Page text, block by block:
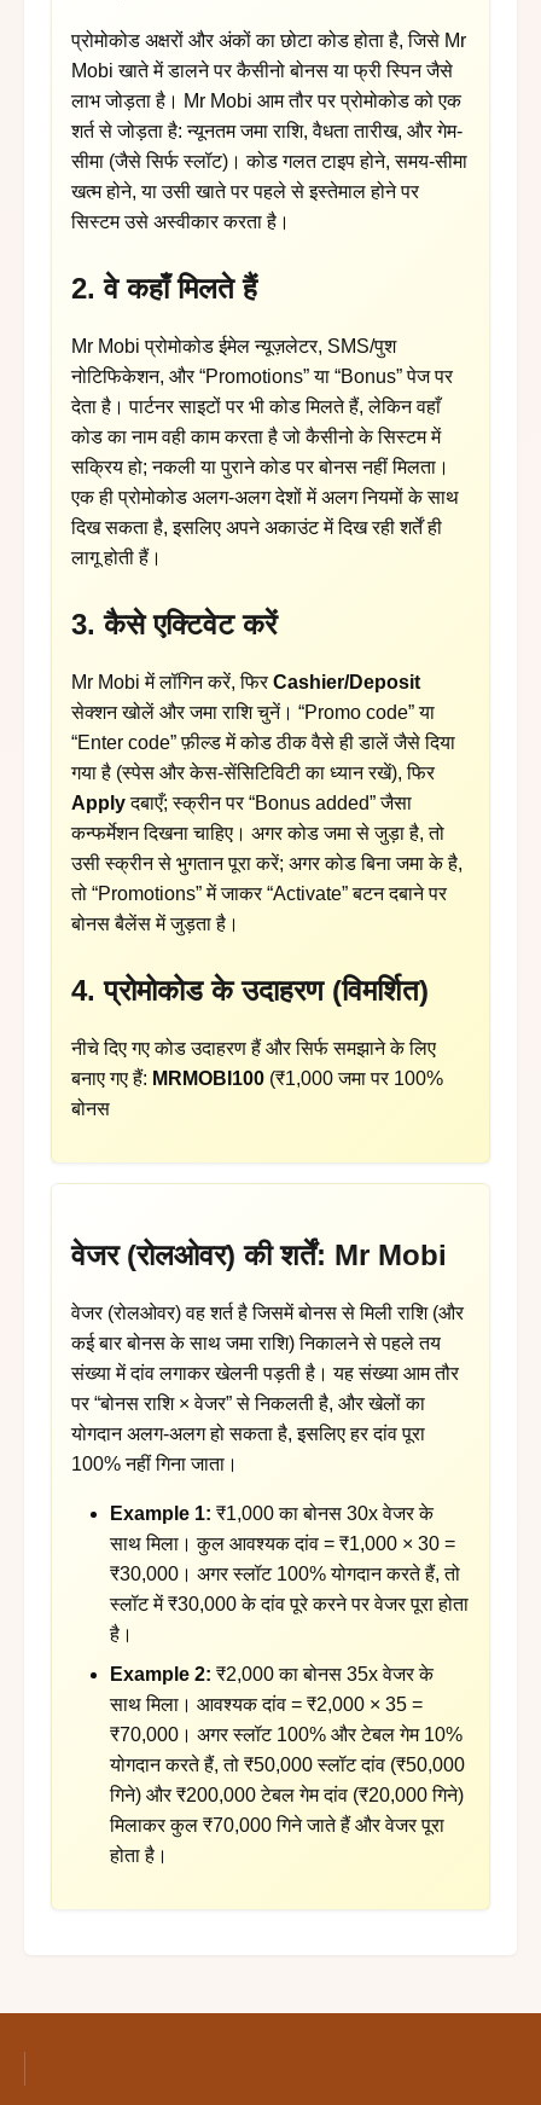
प्रोमोकोड अक्षरों और अंकों का छोटा कोड होता है, जिसे Mr
Mobi खाते में डालने पर कैसीनो बोनस या फ्री स्पिन जैसे
लाभ जोड़ता है। Mr Mobi आम तौर पर प्रोमोकोड को एक
शर्त से जोड़ता है: न्यूनतम जमा राशि, वैधता तारीख, और गेम-
सीमा (जैसे सिर्फ स्लॉट)। कोड गलत टाइप होने, समय-सीमा
खत्म होने, या उसी खाते पर पहले से इस्तेमाल होने पर
सिस्टम उसे अस्वीकार करता है।
2. वे कहाँ मिलते हैं
Mr Mobi प्रोमोकोड ईमेल न्यूज़लेटर, SMS/पुश
नोटिफिकेशन, और “Promotions” या “Bonus” पेज पर
देता है। पार्टनर साइटों पर भी कोड मिलते हैं, लेकिन वहाँ
कोड का नाम वही काम करता है जो कैसीनो के सिस्टम में
सक्रिय हो; नकली या पुराने कोड पर बोनस नहीं मिलता।
एक ही प्रोमोकोड अलग-अलग देशों में अलग नियमों के साथ
दिख सकता है, इसलिए अपने अकाउंट में दिख रही शर्तें ही
लागू होती हैं।
3. कैसे एक्टिवेट करें
Mr Mobi में लॉगिन करें, फिरCashier/Deposit
सेक्शन खोलें और जमा राशि चुनें। “Promo code” या
“Enter code” फ़ील्ड में कोड ठीक वैसे ही डालें जैसे दिया
गया है (स्पेस और केस-सेंसिटिविटी का ध्यान रखें), फिर
Applyदबाएँ; स्क्रीन पर “Bonus added” जैसा
कन्फर्मेशन दिखना चाहिए। अगर कोड जमा से जुड़ा है, तो
उसी स्क्रीन से भुगतान पूरा करें; अगर कोड बिना जमा के है,
तो “Promotions” में जाकर “Activate” बटन दबाने पर
बोनस बैलेंस में जुड़ता है।
4. प्रोमोकोड के उदाहरण (विमर्शित)
नीचे दिए गए कोड उदाहरण हैं और सिर्फ समझाने के लिए
बनाए गए हैं: MRMOBI100 (₹1,000 जमा पर 100%
बोनस
वेजर (रोलओवर) की शर्तें: Mr Mobi
वेजर (रोलओवर) वह शर्त है जिसमें बोनस से मिली राशि (और
कई बार बोनस के साथ जमा राशि) निकालने से पहले तय
संख्या में दांव लगाकर खेलनी पड़ती है। यह संख्या आम तौर
पर “बोनस राशि × वेजर” से निकलती है, और खेलों का
योगदान अलग-अलग हो सकता है, इसलिए हर दांव पूरा
100% नहीं गिना जाता।
Example 1: ₹1,000 का बोनस 30x वेजर के
साथ मिला। कुल आवश्यक दांव = ₹1,000 × 30 =
₹30,000। अगर स्लॉट 100% योगदान करते हैं, तो
स्लॉट में ₹30,000 के दांव पूरे करने पर वेजर पूरा होता
है।
Example 2: ₹2,000 का बोनस 35x वेजर के
साथ मिला। आवश्यक दांव = ₹2,000 × 35 =
₹70,000। अगर स्लॉट 100% और टेबल गेम 10%
योगदान करते हैं, तो ₹50,000 स्लॉट दांव (₹50,000
गिने) और ₹200,000 टेबल गेम दांव (₹20,000 गिने)
मिलाकर कुल ₹70,000 गिने जाते हैं और वेजर पूरा
होता है।